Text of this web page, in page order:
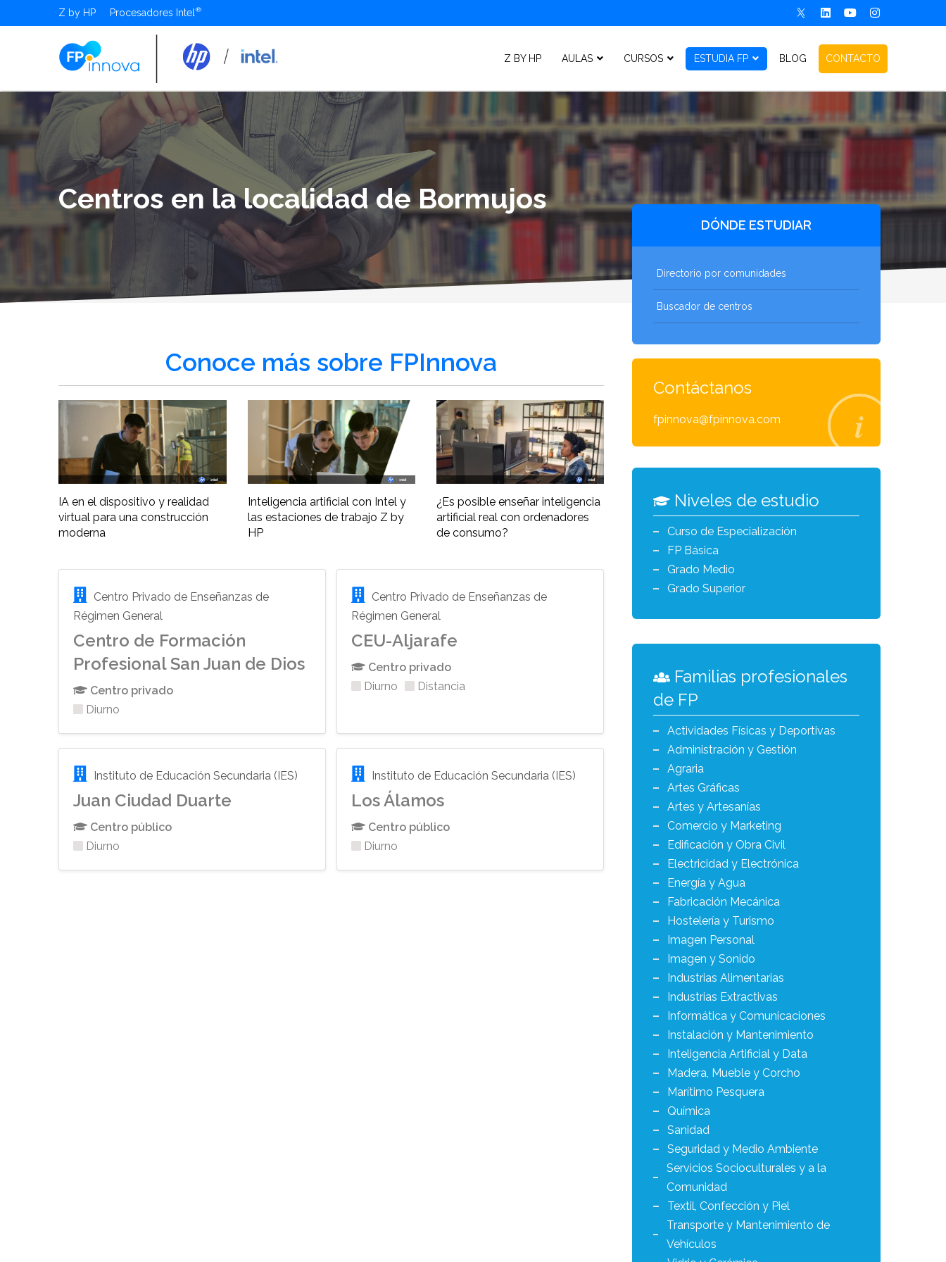
Z by HP Procesadores Intel
Z BY HP AULAS CURSOS ESTUDIA FP BLOG CONTACTO
Centros en la localidad de Bormujos
Conoce más sobre FPInnova
IA en el dispositivo y realidad
virtual para una construcción
moderna
Inteligencia artificial con Intel y
las estaciones de trabajo Z by
HP
¿Es posible enseñar inteligencia
artificial real con ordenadores
de consumo?
Centro Privado de Enseñanzas de
Régimen General
Centro de Formación
Profesional San Juan de Dios
Centro privado
Diurno
Centro Privado de Enseñanzas de
Régimen General
CEU-Aljarafe
Centro privado
Diurno
Distancia
Instituto de Educación Secundaria (IES)
Juan Ciudad Duarte
Centro público
Diurno
Instituto de Educación Secundaria (IES)
Los Álamos
Centro público
Diurno
DÓNDE ESTUDIAR
Directorio por comunidades
Buscador de centros
Contáctanos
fpinnova@fpinnova.com
Niveles de estudio
Curso de Especialización
FP Básica
Grado Medio
Grado Superior
Familias profesionales
de FP
Actividades Físicas y Deportivas
Administración y Gestión
Agraria
Artes Gráficas
Artes y Artesanías
Comercio y Marketing
Edificación y Obra Civil
Electricidad y Electrónica
Energía y Agua
Fabricación Mecánica
Hostelería y Turismo
Imagen Personal
Imagen y Sonido
Industrias Alimentarias
Industrias Extractivas
Informática y Comunicaciones
Instalación y Mantenimiento
Inteligencia Artificial y Data
Madera, Mueble y Corcho
Marítimo Pesquera
Química
Sanidad
Seguridad y Medio Ambiente
Servicios Socioculturales y a la
Comunidad
Textil, Confección y Piel
Transporte y Mantenimiento de
Vehículos